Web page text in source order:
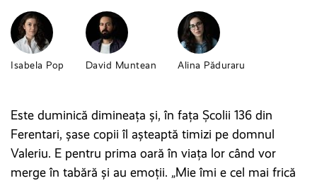
Isabela Pop David Muntean Alina Păduraru
Este duminică dimineața și, în fața Școlii 136 din
Ferentari, șase copii îl așteaptă timizi pe domnul
Valeriu. E pentru prima oară în viața lor când vor
merge în tabără și au emoții. „Mie îmi e cel mai frică